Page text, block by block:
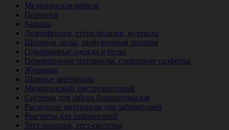
Медицинская мебель
Перчатки
Бахилы
Дезинфекция, стерилизация, журналы
Шприцы, иглы, инфузионная терапия
Одноразовые одежда и белье
Перевязочные материалы, спиртовые салфетки
Журналы
Шовные материалы
Медицинский инструментарий
Системы для забора биоматериалов
Расходные материалы для лабораторий
Реагенты для лабораторий
Тест-полоски, тест-системы